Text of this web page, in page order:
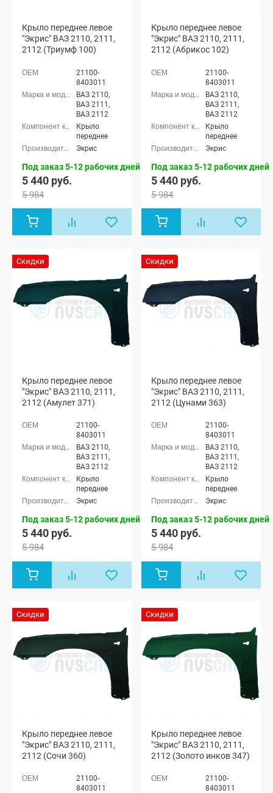
Крыло переднее левое
"Экрис" ВАЗ 2110, 2111,
2112 (Триумф 100)
21100-
8403011
ВАЗ 2110,
ВАЗ 2111,
ВАЗ 2112
Крыло
переднее
Экрис
Под заказ 5-12 рабочих дней
5 440 руб.
5 984
Крыло переднее левое
"Экрис" ВАЗ 2110, 2111,
2112 (Абрикос 102)
21100-
8403011
ВАЗ 2110,
ВАЗ 2111,
ВАЗ 2112
Крыло
переднее
Экрис
Под заказ 5-12 рабочих дней
5 440 руб.
5 984
Скидки
Крыло переднее левое
"Экрис" ВАЗ 2110, 2111,
2112 (Амулет 371)
21100-
8403011
ВАЗ 2110,
ВАЗ 2111,
ВАЗ 2112
Крыло
переднее
Экрис
Под заказ 5-12 рабочих дней
5 440 руб.
5 984
Скидки
Крыло переднее левое
"Экрис" ВАЗ 2110, 2111,
2112 (Цунами 363)
21100-
8403011
ВАЗ 2110,
ВАЗ 2111,
ВАЗ 2112
Крыло
переднее
Экрис
Под заказ 5-12 рабочих дней
5 440 руб.
5 984
Скидки
Крыло переднее левое
"Экрис" ВАЗ 2110, 2111,
2112 (Сочи 360)
21100-
8403011
Скидки
Крыло переднее левое
"Экрис" ВАЗ 2110, 2111,
2112 (Золото инков 347)
21100-
8403011